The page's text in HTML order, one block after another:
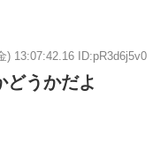
) 13:07:42.16 ID:pR3d6j5v0
どうかだよ